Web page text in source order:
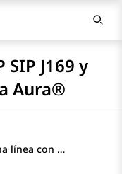
J169 y
Aura®
Realización de una llamada en una línea con puente